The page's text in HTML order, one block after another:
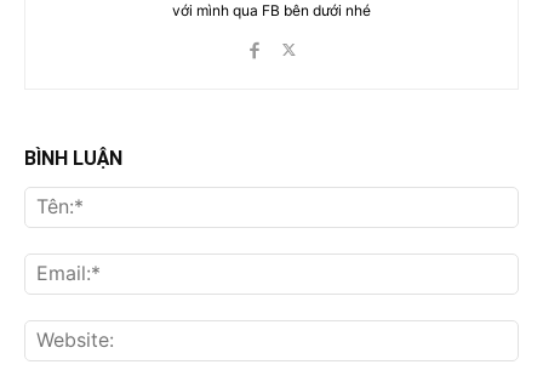
với mình qua FB bên dưới nhé
BÌNH LUẬN